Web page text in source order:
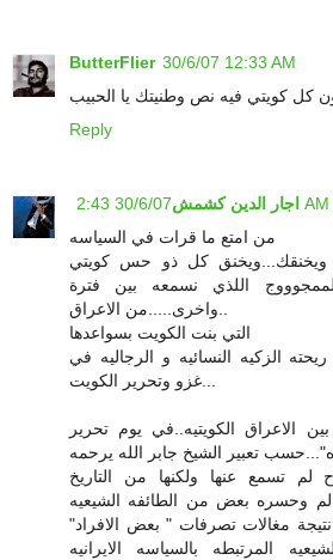
ButterFlier 30/6/07 12:33 AM
كل كويتي فيه نص وطنيتك يا الحبيب
Reply
اجار الدين كشمش 30/6/07 2:43 AM
من امتع ما قرات في السياسه
ويخنقك...ويخنق كل ذو حس كويتي
اللذي نسمعه بين فترة
التي بنت الكويت بسواعدها
الزكيه النسائيه و الرجاليه في
الاعراق الكويتيه..في يوم تحرير
تعبير الشيخ جابر الله يرحمه
تسمع عنها ولكنها من التاريخ
وحسره بعض من الطائفه الشيعيه
نتيجة مغالات تصرفات " بعض الافراد"
المرتبطه بالسياسه الايرانيه